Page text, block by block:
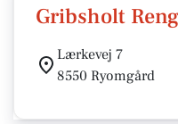
Gribsholt
Lærkevej 7
8550 Ryomgård